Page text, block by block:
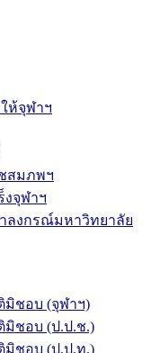
ห้จุฬาฯ
สมภพฯ
จุฬาฯ
ลงกรณ์มหาวิทยาลัย
มิชอบ (จุฬาฯ)
มิชอบ (ป.ป.ช.)
มิชอบ (ป.ป.ท.)